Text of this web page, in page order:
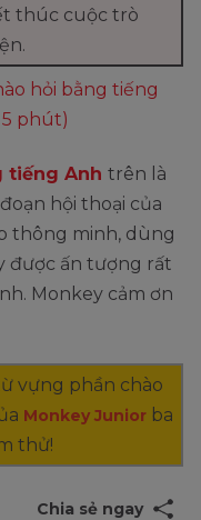
thúc cuộc trò
hỏi bằng tiếng
phút)
tiếng Anh trên là
hội thoại của
thông minh, dùng
được ấn tượng rất
Monkey cảm ơn
vựng phần chào
Monkey Junior ba
thử!
Chia sẻ ngay